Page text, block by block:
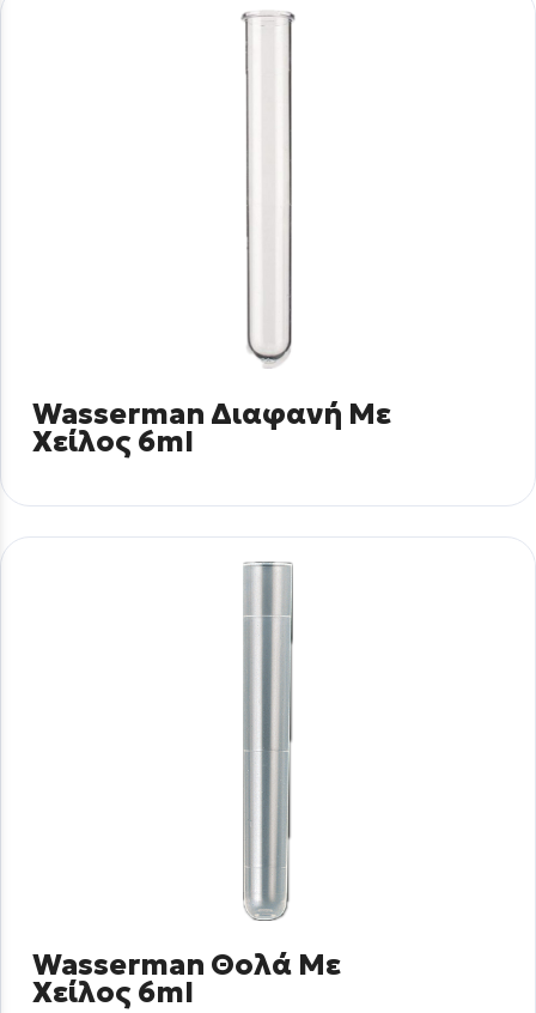
Wasserman Διαφανή Με
Χείλος 6ml
Wasserman Θολά Με
Χείλος 6ml